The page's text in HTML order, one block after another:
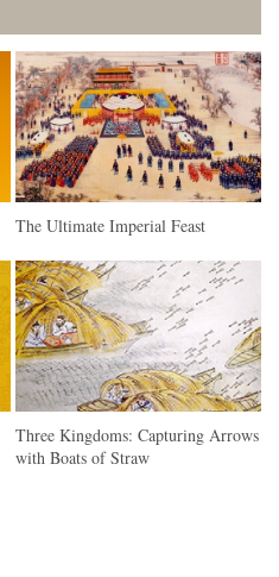
The Ultimate Imperial Feast
Three Kingdoms: Capturing Arrows
with Boats of Straw